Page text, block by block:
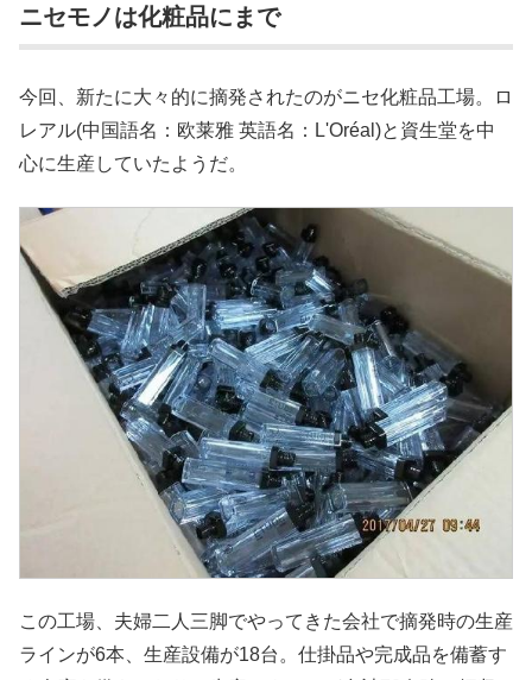
ニセモノは化粧品にまで
今回、新たに大々的に摘発されたのがニセ化粧品工場。ロ
レアル(中国語名：欧莱雅 英語名：L'Oréal)と資生堂を中
心に生産していたようだ。
この工場、夫婦二人三脚でやってきた会社で摘発時の生産
ラインが6本、生産設備が18台。仕掛品や完成品を備蓄す